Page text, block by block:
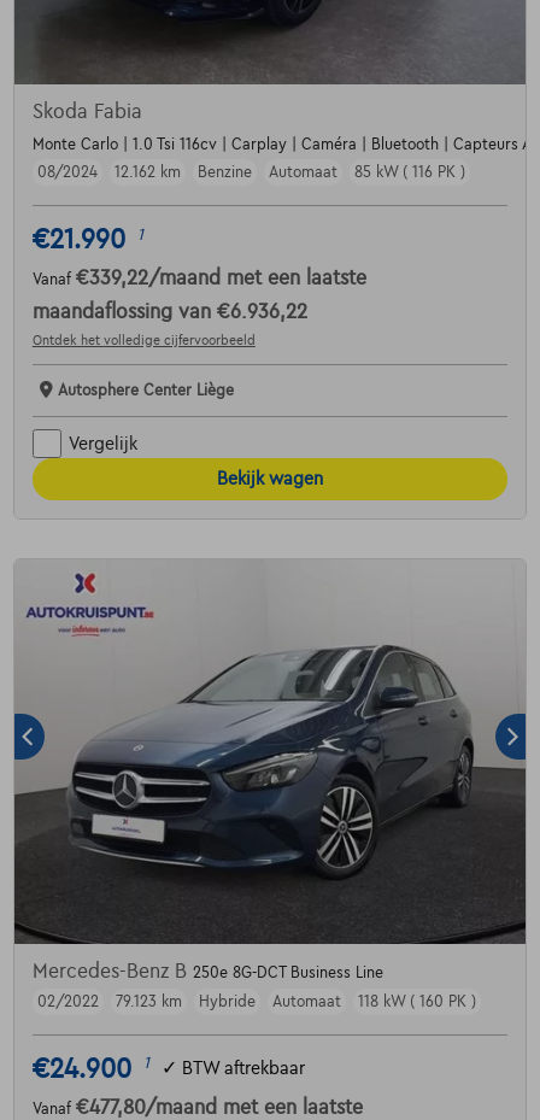
Skoda Fabia
Monte Carlo | 1.0 Tsi 116cv | Carplay | Caméra | Bluetooth | Capteurs
08/2024
12.162 km Benzine Automaat 85 kW ( 116 PK )
€21.990 1
Vanaf €339,22/maand met een laatste
maandaflossing van €6.936,22
Ontdek het volledige cijfervoorbeeld
Autosphere Center Liège
Vergelijk
Bekijk wagen
Mercedes-Benz B 250e 8G-DCT Business Line
02/2022
79.123 km Hybride Automaat 118 kW ( 160 PK )
€24.900 1 ✓ BTW aftrekbaar
Vanaf €477,80/maand met een laatste